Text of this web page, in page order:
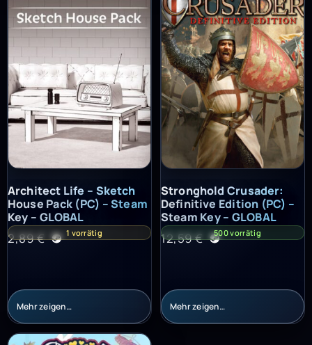
Architect Life – Sketch House Pack (PC) – Steam Key – GLOBAL
Architect Life – Sketch
House Pack (PC) – Steam
Key – GLOBAL
2,89€ 1 vorrätig
Mehr zeigen…
Stronghold Crusader: Definitive
Stronghold Crusader:
Definitive Edition (PC) –
Steam Key – GLOBAL
12,59€ 500 vorrätig
Mehr zeigen…